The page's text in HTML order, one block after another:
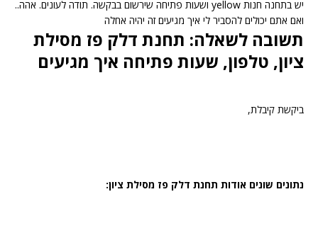
יש בתחנה חנות yellow ושעות פתיחה שירשום בבקשה. תודה לעונים. אהה..
ואם אתם יכולים להסביר לי איך מגיעים זה יהיה אחלה
תשובה לשאלה: תחנת דלק פז מסילת
ציון, טלפון, שעות פתיחה איך מגיעים
ביקשת קיבלת,
נתונים שונים אודות תחנת דלק פז מסילת ציון: